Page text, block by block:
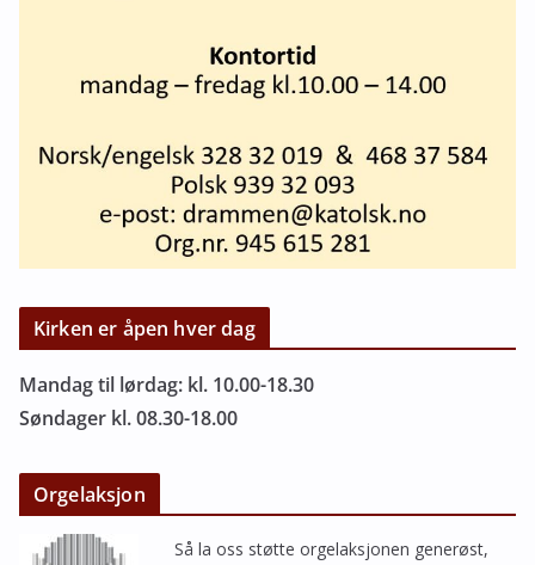
Kirken er åpen hver dag
Mandag til lørdag: kl. 10.00-18.30
Søndager kl. 08.30-18.00
Orgelaksjon
Så la oss støtte orgelaksjonen generøst,